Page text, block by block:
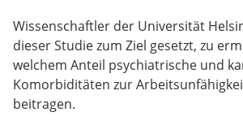
Wissenschaftler der Universität
dieser Studie zum Ziel gesetzt, zu
welchem Anteil psychiatrische und
Komorbiditäten zur
beitragen.